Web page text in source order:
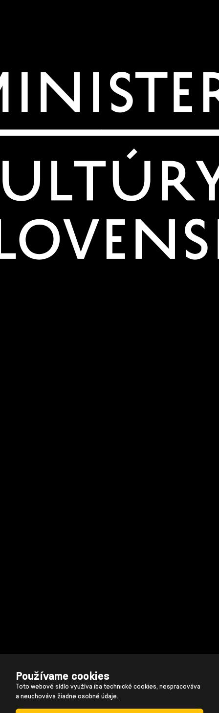
Používame cookies
Toto webové sídlo využíva iba technické cookies, nespracováva
a neuchováva žiadne osobné údaje.